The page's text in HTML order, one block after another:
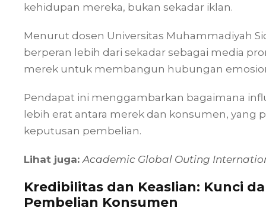
kehidupan mereka, bukan sekadar iklan.
Menurut dosen Universitas Muhammadiyah
berperan lebih dari sekadar sebagai media
merek untuk membangun hubungan
Pendapat ini menggambarkan bagaimana
lebih erat antara merek dan konsumen, yang
keputusan pembelian.
Lihat juga: Academic Global Outing
Kredibilitas dan Keaslian: Kunci
Pembelian Konsumen